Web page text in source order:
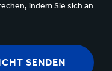
indem Sie sich an